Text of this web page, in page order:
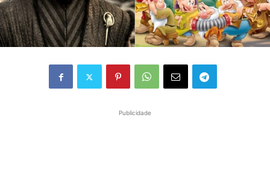
Publicidade